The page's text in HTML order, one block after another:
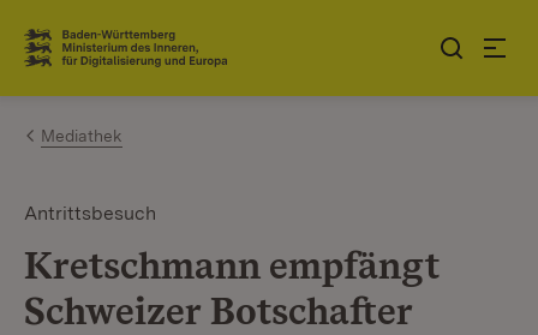
Zum Inhalt springen
Link zur Startseite
Mediathek
Antrittsbesuch
Kretschmann empfängt
Schweizer Botschafter